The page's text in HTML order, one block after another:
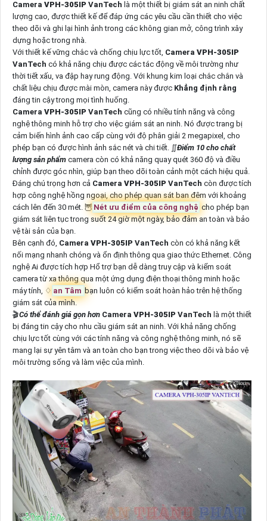
Camera VPH-305IP VanTech là một thiết bị giám sát an ninh chất
lượng cao, được thiết kế để đáp ứng các yêu cầu cần thiết cho việc
theo dõi và ghi lại hình ảnh trong các không gian mở, công trình xây
dựng hoặc trong nhà.
Với thiết kế vững chắc và chống chịu lực tốt, Camera VPH-305IP
VanTech có khả năng chịu được các tác động về môi trường như
thời tiết xấu, va đập hay rung động. Với khung kim loại chắc chắn và
chất liệu chịu được mài mòn, camera này được Khẳng định rằng
đáng tin cậy trong mọi tình huống.
Camera VPH-305IP VanTech cũng có nhiều tính năng và công
nghệ thông minh hỗ trợ cho việc giám sát an ninh. Nó được trang bị
cảm biến hình ảnh cao cấp cùng với độ phân giải 2 megapixel, cho
phép bạn có được hình ảnh sắc nét và chi tiết. ∬Điểm 10 cho chất
lượng sản phẩm camera còn có khả năng quay quét 360 độ và điều
chỉnh được góc nhìn, giúp bạn theo dõi toàn cảnh một cách hiệu quả.
Đáng chú trọng hơn cả Camera VPH-305IP VanTech còn được tích
hợp công nghệ hồng ngoại, cho phép quan sát ban đêm với khoảng
cách lên đến 30 mét. 🦉 Nét ưu điểm của công nghệ cho phép bạn
giám sát liên tục trong suốt 24 giờ một ngày, bảo đảm an toàn và bảo
vệ tài sản của bạn.
Bên cạnh đó, Camera VPH-305IP VanTech còn có khả năng kết
nối mạng nhanh chóng và ổn định thông qua giao thức Ethernet. Công
nghệ Ai được tích hợp Hổ trợ bạn dễ dàng truy cập và kiểm soát
camera từ xa thông qua một ứng dụng điện thoại thông minh hoặc
máy tính, ♢ an Tâm bạn luôn có kiểm soát hoàn hảo trên hệ thống
giám sát của mình.
🎬Có thể đánh giá gọn hơn Camera VPH-305IP VanTech là một thiết
bị đáng tin cậy cho nhu cầu giám sát an ninh. Với khả năng chống
chịu lực tốt cùng với các tính năng và công nghệ thông minh, nó sẽ
mang lại sự yên tâm và an toàn cho bạn trong việc theo dõi và bảo vệ
môi trường sống và làm việc của mình.